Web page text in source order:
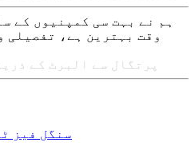
ہم نے بہت سی کمپنیوں کے
وقت بہترین ہے، تفصیلی
پرتگال سے البرٹ کے ذریعہ - 2018.06.26